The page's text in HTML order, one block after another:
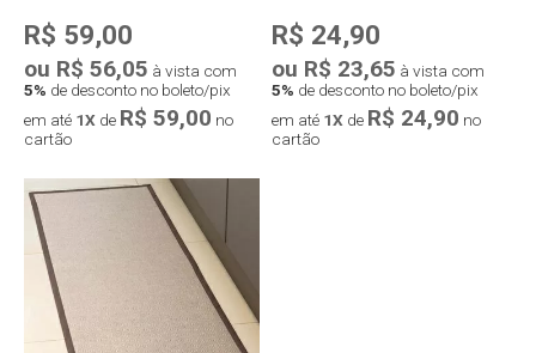
R$ 59,00
ou R$ 56,05 à vista com
5% de desconto no boleto/pix
em até 1X de R$ 59,00 no
cartão
R$ 24,90
ou R$ 23,65 à vista com
5% de desconto no boleto/pix
em até 1X de R$ 24,90 no
cartão